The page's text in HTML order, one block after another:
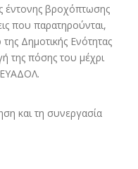
έντονης βροχόπτωσης
που παρατηρούνται,
Δημοτικής Ενότητας
της πόσης του μέχρι
και τη συνεργασία